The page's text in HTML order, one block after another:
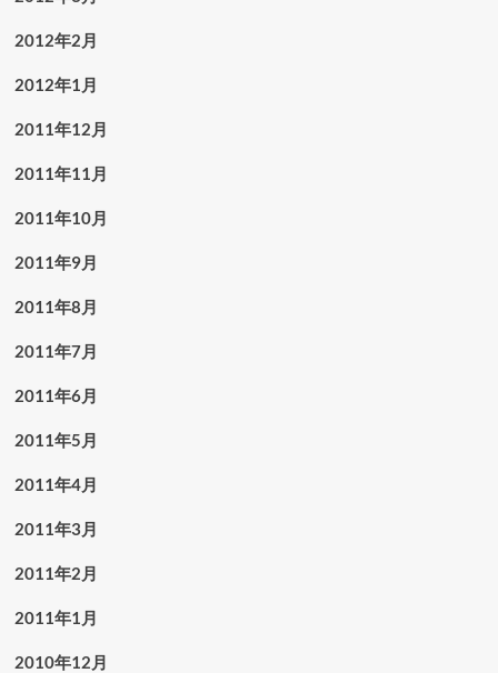
2012年2月
2012年1月
2011年12月
2011年11月
2011年10月
2011年9月
2011年8月
2011年7月
2011年6月
2011年5月
2011年4月
2011年3月
2011年2月
2011年1月
2010年12月